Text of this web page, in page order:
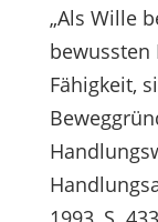
„Als Wille
bewussten
Fähigkeit,